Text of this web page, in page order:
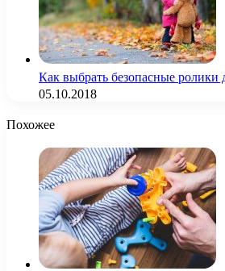
Как выбрать безопасные ролики
05.10.2018
Похожее